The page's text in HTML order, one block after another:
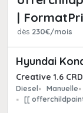
|
dès 230€/mois
Hyundai
Creative 1.6
Diesel Manuelle
[[